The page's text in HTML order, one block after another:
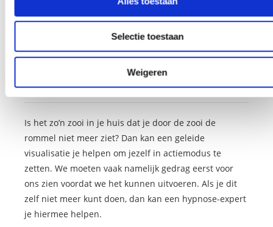
Selectie toestaan
Weigeren
kom je hierachter en kun je direct je overtuiging
rechtzetten waardoor het opruimen als vanzelf gaat.
Opruimen oefenen met een geleide
Is het zo’n zooi in je huis dat je door de zooi de
rommel niet meer ziet? Dan kan een geleide
visualisatie je helpen om jezelf in actiemodus te
zetten. We moeten vaak namelijk gedrag eerst voor
ons zien voordat we het kunnen uitvoeren. Als je dit
zelf niet meer kunt doen, dan kan een hypnose-expert
je hiermee helpen.